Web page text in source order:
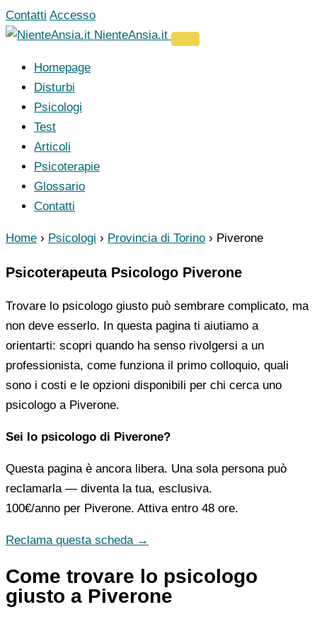
Vai
al
Contatti Accesso
NienteAnsia.it
Homepage
Disturbi
Psicologi
Test
Articoli
Psicoterapie
Glossario
Contatti
Home › Psicologi › Provincia di Torino › Piverone
Psicoterapeuta Psicologo Piverone
Trovare lo psicologo giusto può sembrare complicato, ma
non deve esserlo. In questa pagina ti aiutiamo a
orientarti: scopri quando ha senso rivolgersi a un
professionista, come funziona il primo colloquio, quali
sono i costi e le opzioni disponibili per chi cerca uno
psicologo a Piverone.
Sei lo psicologo di Piverone?
Questa pagina è ancora libera. Una sola persona può
reclamarla — diventa la tua, esclusiva.
100€/anno per Piverone. Attiva entro 48 ore.
Reclama questa scheda →
Come trovare lo psicologo
giusto a Piverone